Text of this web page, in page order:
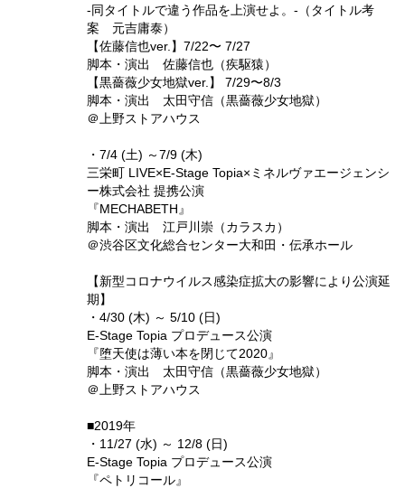
‐同タイトルで違う作品を上演せよ。‐（タイトル考
案 元吉庸泰）
【佐藤信也ver.】7/22〜 7/27
脚本・演出 佐藤信也（疾駆猿）
【黒薔薇少女地獄ver.】 7/29〜8/3
脚本・演出 太田守信（黒薔薇少女地獄）
＠上野ストアハウス
・7/4 (土) ～7/9 (木)
三栄町 LIVE×E-Stage Topia×ミネルヴァエージェンシ
ー株式会社 提携公演
『MECHABETH』
脚本・演出 江戸川崇（カラスカ）
＠渋谷区文化総合センター大和田・伝承ホール
【新型コロナウイルス感染症拡大の影響により公演延
期】
・4/30 (木) ～ 5/10 (日)
E-Stage Topia プロデュース公演
『堕天使は薄い本を閉じて2020』
脚本・演出 太田守信（黒薔薇少女地獄）
＠上野ストアハウス
■2019年
・11/27 (水) ～ 12/8 (日)
E-Stage Topia プロデュース公演
『ペトリコール』